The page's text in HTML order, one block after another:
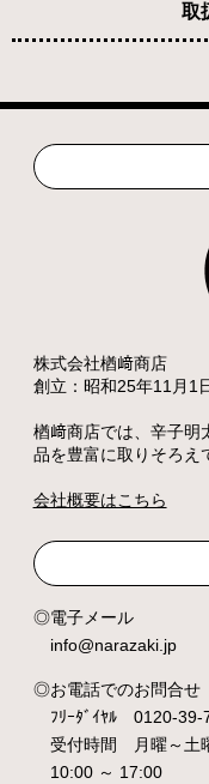
取
株式会社楢﨑商店
創立：昭和25年11月1
楢﨑商店では、辛子明
品を豊富に取りそろえ
会社概要はこちら
電子メール
info@narazaki.jp
お電話でのお問合せ
ﾌﾘｰﾀﾞｲﾔﾙ 0120-39-
受付時間 月曜～土
10:00 ～ 17:00